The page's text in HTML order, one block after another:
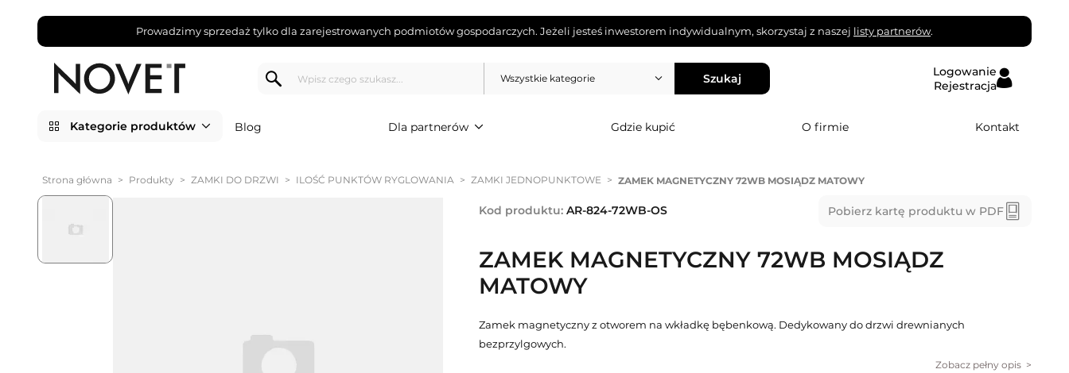
Prowadzimy sprzedaż tylko dla zarejestrowanych podmiotów gospodarczych. Jeżeli jesteś inwestorem indywidualnym, skorzystaj z naszej listy partnerów.
Wszystkie kategorie Szukaj
Logowanie
Rejestracja
Kategorie produktów Blog Dla partnerów Gdzie kupić O firmie Kontakt
Strona główna > Produkty > ZAMKI DO DRZWI > ILOŚĆ PUNKTÓW RYGLOWANIA > ZAMKI JEDNOPUNKTOWE > ZAMEK MAGNETYCZNY 72WB MOSIĄDZ MATOWY
Kod produktu: AR-824-72WB-OS Pobierz kartę produktu w PDF
ZAMEK MAGNETYCZNY 72WB MOSIĄDZ
MATOWY
Zamek magnetyczny z otworem na wkładkę bębenkową. Dedykowany do drzwi drewnianych
bezprzylgowych.
Zobacz pełny opis